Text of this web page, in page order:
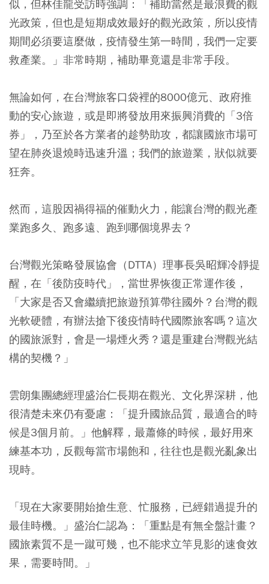
似，但林佳龍受訪時強調：「補助當然是最浪費的觀
光政策，但也是短期成效最好的觀光政策，所以疫情
期間必須要這麼做，疫情發生第一時間，我們一定要
救產業。」非常時期，補助畢竟還是非常手段。
無論如何，在台灣旅客口袋裡的8000億元、政府推
動的安心旅遊，或是即將發放用來振興消費的「3倍
券」，乃至於各方業者的趁勢助攻，都讓國旅市場可
望在肺炎退燒時迅速升溫；我們的旅遊業，狀似就要
狂奔。
然而，這股因禍得福的催動火力，能讓台灣的觀光產
業跑多久、跑多遠、跑到哪個境界去？
台灣觀光策略發展協會（DTTA）理事長吳昭輝冷靜提
醒，在「後防疫時代」，當世界恢復正常運作後，
「大家是否又會繼續把旅遊預算帶往國外？台灣的觀
光軟硬體，有辦法搶下後疫情時代國際旅客嗎？這次
的國旅派對，會是一場煙火秀？還是重建台灣觀光結
構的契機？」
雲朗集團總經理盛治仁長期在觀光、文化界深耕，他
很清楚未來仍有憂慮：「提升國旅品質，最適合的時
候是3個月前。」他解釋，最蕭條的時候，最好用來
練基本功，反觀每當市場飽和，往往也是觀光亂象出
現時。
「現在大家要開始搶生意、忙服務，已經錯過提升的
最佳時機。」盛治仁認為：「重點是有無全盤計畫？
國旅素質不是一蹴可幾，也不能求立竿見影的速食效
果，需要時間。」